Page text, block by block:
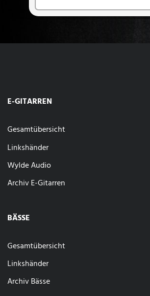
E-GITARREN
Gesamtübersicht
Linkshänder
Wylde Audio
Archiv E-Gitarren
BÄSSE
Gesamtübersicht
Linkshänder
Archiv Bässe